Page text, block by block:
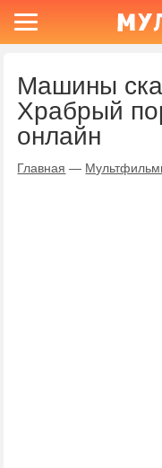
Машины
Храбрый
онлайн
Главная —